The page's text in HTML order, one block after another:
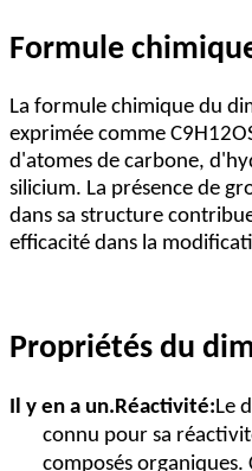
Formule
La formule chimique du
exprimée comme
d'atomes de carbone,
silicium. La présence de
dans sa structure
efficacité dans la
Propriétés du
Il y en a un.Réactivité:Le
connu pour sa
composés